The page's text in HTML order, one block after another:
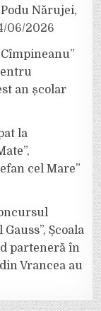
Nărujei,
06/2026
an școlar
la
cel Mare”
Școala
parteneră în
Vrancea au